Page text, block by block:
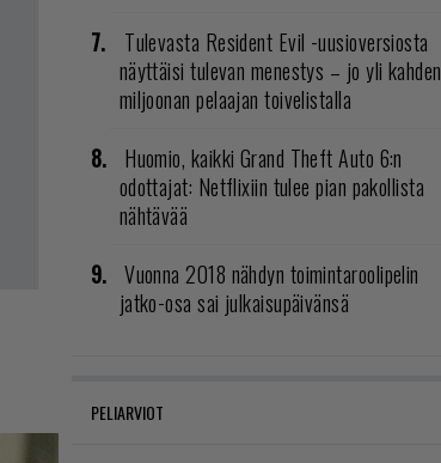
Tulevasta Resident Evil -uusioversiosta
näyttäisi tulevan menestys – jo yli kahden
miljoonan pelaajan toivelistalla
Huomio, kaikki Grand Theft Auto 6:n
odottajat: Netflixiin tulee pian pakollista
nähtävää
Vuonna 2018 nähdyn toimintaroolipelin
jatko-osa sai julkaisupäivänsä
PELIARVIOT